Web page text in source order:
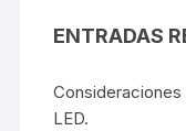
ENTRADAS
Consideraciones
LED.